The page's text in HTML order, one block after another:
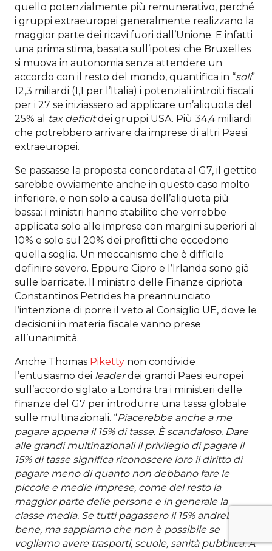
quello potenzialmente più remunerativo, perché
i gruppi extraeuropei generalmente realizzano la
maggior parte dei ricavi fuori dall’Unione. E infatti
una prima stima, basata sull’ipotesi che Bruxelles
si muova in autonomia senza attendere un
accordo con il resto del mondo, quantifica in “soli”
12,3 miliardi (1,1 per l’Italia) i potenziali introiti fiscali
per i 27 se iniziassero ad applicare un’aliquota del
25% al
tax deficitdei gruppi USA. Più 34,4 miliardi
che potrebbero arrivare da imprese di altri Paesi
extraeuropei.
Se passasse la proposta concordata al G7, il gettito
sarebbe ovviamente anche in questo caso molto
inferiore, e non solo a causa dell’aliquota più
bassa: i ministri hanno stabilito che verrebbe
applicata solo alle imprese con margini superiori al
10% e solo sul 20% dei profitti che eccedono
quella soglia. Un meccanismo che è difficile
definire severo. Eppure Cipro e l’Irlanda sono già
sulle barricate. Il ministro delle Finanze cipriota
Constantinos Petrides ha preannunciato
l’intenzione di porre il veto al Consiglio UE, dove le
decisioni in materia fiscale vanno prese
all’unanimità.
Anche Thomas Piketty non condivide
l’entusiasmo dei leaderdei grandi Paesi europei
sull’accordo siglato a Londra tra i ministeri delle
finanze del G7 per introdurre una tassa globale
sulle multinazionali. “Piacerebbe anche a me
pagare appena il 15% di tasse. È scandaloso. Dare
alle grandi multinazionali il privilegio di pagare il
15% di tasse significa riconoscere loro il diritto di
pagare meno di quanto non debbano fare le
piccole e medie imprese, come del resto la
maggior parte delle persone e in generale la
classe media. Se tutti pagassero il 15% andrebbe
bene, ma sappiamo che non è possibile se
vogliamo avere trasporti, scuole, sanità pubblica. A